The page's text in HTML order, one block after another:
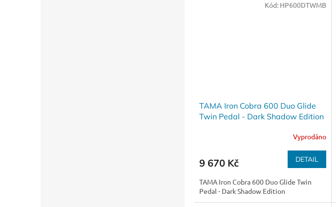
TAMA Iron Cobra 600 Duo Glide
Twin Pedal - Dark Shadow Edition
Vyprodáno
9 670 Kč DETAIL
TAMA Iron Cobra 600 Duo Glide Twin
Pedal - Dark Shadow Edition
Kód: HP600DTWMB